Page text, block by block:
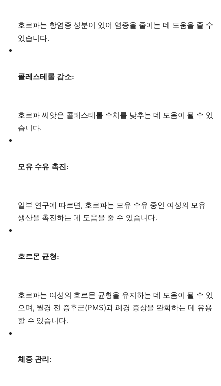
호로파는 항염증 성분이 있어 염증을 줄이는 데 도움을 줄 수
있습니다.
콜레스테롤 감소:
호로파 씨앗은 콜레스테롤 수치를 낮추는 데 도움이 될 수 있
습니다.
모유 수유 촉진:
일부 연구에 따르면, 호로파는 모유 수유 중인 여성의 모유
생산을 촉진하는 데 도움을 줄 수 있습니다.
호르몬 균형:
호로파는 여성의 호르몬 균형을 유지하는 데 도움이 될 수 있
으며, 월경 전 증후군(PMS)과 폐경 증상을 완화하는 데 유용
할 수 있습니다.
체중 관리: